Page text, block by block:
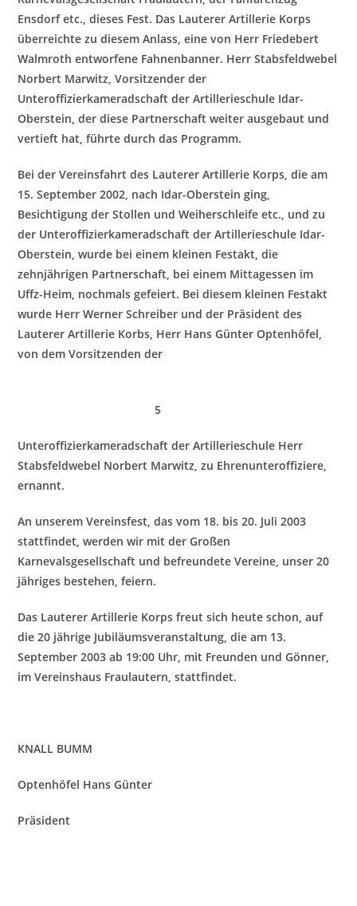
Ensdorf etc., dieses Fest. Das Lauterer Artillerie Korps
überreichte zu diesem Anlass, eine von Herr Friedebert
Walmroth entworfene Fahnenbanner. Herr Stabsfeldwebel
Norbert Marwitz, Vorsitzender der
Unteroffizierkameradschaft der Artillerieschule Idar-
Oberstein, der diese Partnerschaft weiter ausgebaut und
vertieft hat, führte durch das Programm.
Bei der Vereinsfahrt des Lauterer Artillerie Korps, die am
15. September 2002, nach Idar-Oberstein ging,
Besichtigung der Stollen und Weiherschleife etc., und zu
der Unteroffizierkameradschaft der Artillerieschule Idar-
Oberstein, wurde bei einem kleinen Festakt, die
zehnjährigen Partnerschaft, bei einem Mittagessen im
Uffz-Heim, nochmals gefeiert. Bei diesem kleinen Festakt
wurde Herr Werner Schreiber und der Präsident des
Lauterer Artillerie Korbs, Herr Hans Günter Optenhöfel,
von dem Vorsitzenden der
5
Unteroffizierkameradschaft der Artillerieschule Herr
Stabsfeldwebel Norbert Marwitz, zu Ehrenunteroffiziere,
ernannt.
An unserem Vereinsfest, das vom 18. bis 20. Juli 2003
stattfindet, werden wir mit der Großen
Karnevalsgesellschaft und befreundete Vereine, unser 20
jähriges bestehen, feiern.
Das Lauterer Artillerie Korps freut sich heute schon, auf
die 20 jährige Jubiläumsveranstaltung, die am 13.
September 2003 ab 19:00 Uhr, mit Freunden und Gönner,
im Vereinshaus Fraulautern, stattfindet.
KNALL BUMM
Optenhöfel Hans Günter
Präsident